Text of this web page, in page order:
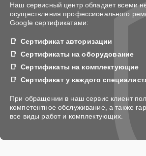
Наш сервисный центр обладает всеми
осуществления профессионального
Google сертификатами:
Сертификат авторизации
Сертификаты на оборудование
Сертификаты на комплектующие
Сертификат у каждого
При обращении в наш сервис клиент
компетентное обслуживание, а также
все виды работ и комплектующих.